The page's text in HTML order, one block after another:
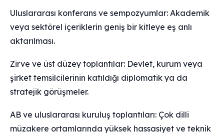
Uluslararası konferans ve sempozyumlar: Akademik
veya sektörel içeriklerin geniş bir kitleye eş anlı
aktarılması.
Zirve ve üst düzey toplantılar: Devlet, kurum veya
şirket temsilcilerinin katıldığı diplomatik ya da
stratejik görüşmeler.
AB ve uluslararası kuruluş toplantıları: Çok dilli
müzakere ortamlarında yüksek hassasiyet ve teknik